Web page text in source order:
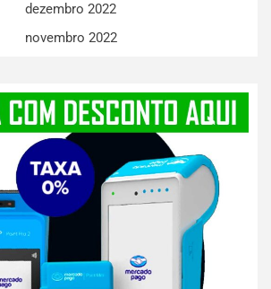
dezembro 2022
novembro 2022